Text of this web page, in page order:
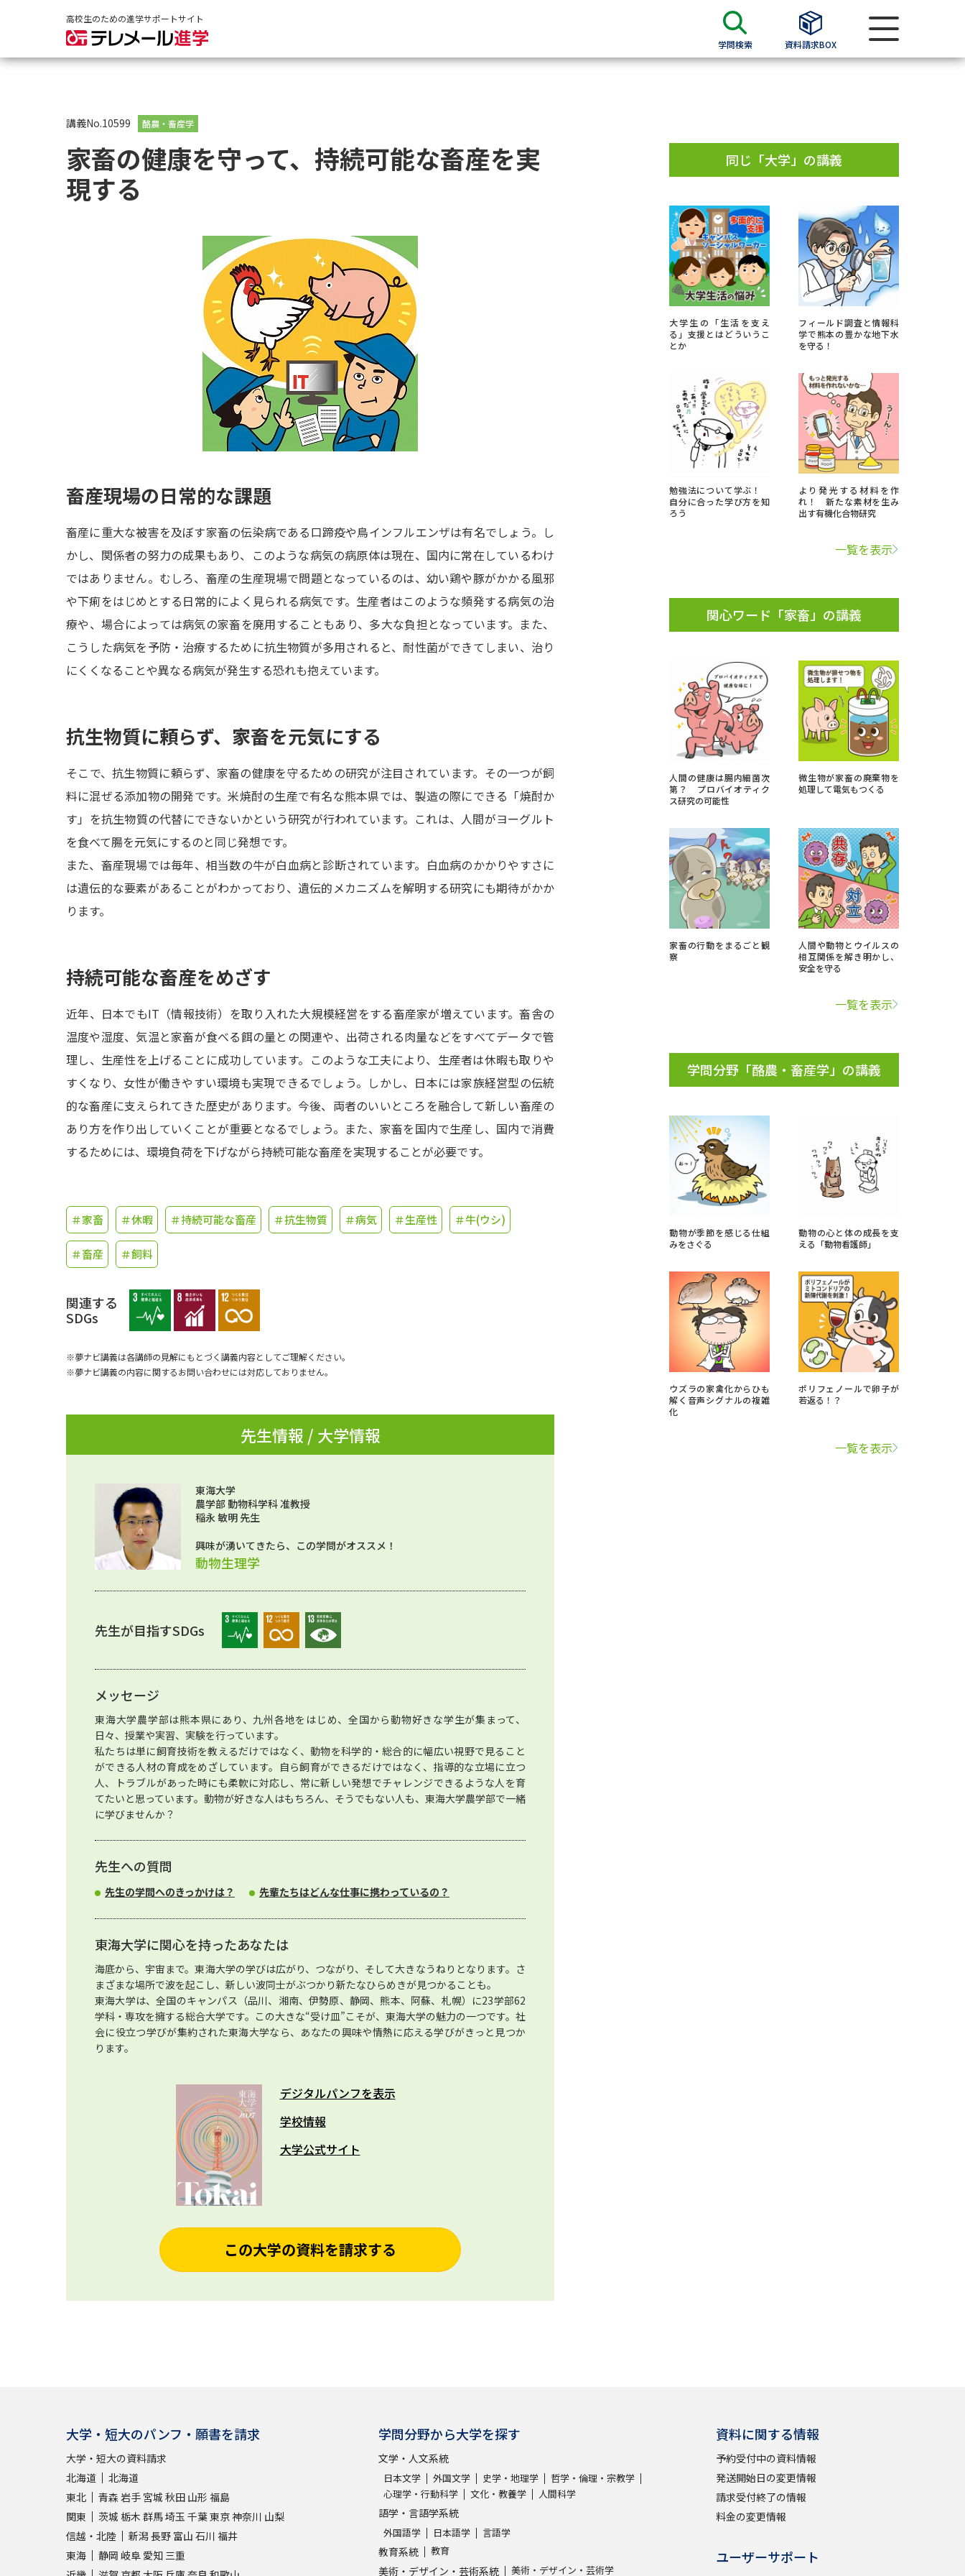
高校生のための進学サポートサイト
学問検索 資料請求BOX
大学・短大の資料種類から請求
大学パンフ
学部・学科パンフ
大学入学共通テスト利用選抜の募集要項＆願書
過去問題集
留学・進学関連、塾・予備校
大学入学共通テスト「受験上の配慮案内」の請求
高等学校卒業程度認定試験
大学検索
大学で学べる内容や特徴を調べる
新増設大学・学部・学科特集
データサイエンス特集
進路の３択
新学年スタート号特集ページ（高3生用）
新学年スタート号特集ページ（高2生用）
SELFBRAND特集ページ
実施プログラムから探す
受験準備 資料検索
志望校・出願校を調べる
先輩が入学を決めた理由
新生活お役立ちガイド
学問発見
大学で学びたい学問発見
学問のミニ講義「夢ナビ講義」 学問分野解説 学問の教科書 夢ナビライブ
ユーザーサポート
このサイトについて
資料の料金の お支払いについて 受付内容・発送状況の確認 テレメール
お支払いサイト
お問合せ先 テレメール進学カタログ訂正のご案内
講義No.10599 酪農・畜産学
家畜の健康を守って、持続可能な畜産を実
現する
畜産現場の日常的な課題
畜産に重大な被害を及ぼす家畜の伝染病である口蹄疫や鳥インフルエンザは有名でしょう。し
かし、関係者の努力の成果もあり、このような病気の病原体は現在、国内に常在しているわけ
ではありません。むしろ、畜産の生産現場で問題となっているのは、幼い鶏や豚がかかる風邪
や下痢をはじめとする日常的によく見られる病気です。生産者はこのような頻発する病気の治
療や、場合によっては病気の家畜を廃用することもあり、多大な負担となっています。また、
こうした病気を予防・治療するために抗生物質が多用されると、耐性菌ができてしまい、治り
にくくなることや異なる病気が発生する恐れも抱えています。
抗生物質に頼らず、家畜を元気にする
そこで、抗生物質に頼らず、家畜の健康を守るための研究が注目されています。その一つが飼
料に混ぜる添加物の開発です。米焼酎の生産で有名な熊本県では、製造の際にできる「焼酎か
す」を抗生物質の代替にできないかという研究が行われています。これは、人間がヨーグルト
を食べて腸を元気にするのと同じ発想です。
また、畜産現場では毎年、相当数の牛が白血病と診断されています。白血病のかかりやすさに
は遺伝的な要素があることがわかっており、遺伝的メカニズムを解明する研究にも期待がかか
ります。
持続可能な畜産をめざす
近年、日本でもIT（情報技術）を取り入れた大規模経営をする畜産家が増えています。畜舎の
温度や湿度、気温と家畜が食べる餌の量との関連や、出荷される肉量などをすべてデータで管
理し、生産性を上げることに成功しています。このような工夫により、生産者は休暇も取りや
すくなり、女性が働きやすい環境も実現できるでしょう。しかし、日本には家族経営型の伝統
的な畜産に支えられてきた歴史があります。今後、両者のいいところを融合して新しい畜産の
あり方を作り出していくことが重要となるでしょう。また、家畜を国内で生産し、国内で消費
するためには、環境負荷を下げながら持続可能な畜産を実現することが必要です。
＃家畜 ＃休暇 ＃持続可能な畜産 ＃抗生物質 ＃病気 ＃生産性 ＃牛(ウシ)
＃畜産 ＃飼料
関連する
SDGs
※夢ナビ講義は各講師の見解にもとづく講義内容としてご理解ください。
※夢ナビ講義の内容に関するお問い合わせには対応しておりません。
先生情報 / 大学情報
東海大学
農学部 動物科学科 准教授
稲永 敏明 先生
興味が湧いてきたら、この学問がオススメ！
動物生理学
先生が目指すSDGs
メッセージ
東海大学農学部は熊本県にあり、九州各地をはじめ、全国から動物好きな学生が集まって、
日々、授業や実習、実験を行っています。
私たちは単に飼育技術を教えるだけではなく、動物を科学的・総合的に幅広い視野で見ること
ができる人材の育成をめざしています。自ら飼育ができるだけではなく、指導的な立場に立つ
人、トラブルがあった時にも柔軟に対応し、常に新しい発想でチャレンジできるような人を育
てたいと思っています。動物が好きな人はもちろん、そうでもない人も、東海大学農学部で一緒
に学びませんか？
先生への質問
先生の学問へのきっかけは？ 先輩たちはどんな仕事に携わっているの？
東海大学に関心を持ったあなたは
海底から、宇宙まで。東海大学の学びは広がり、つながり、そして大きなうねりとなります。さ
まざまな場所で波を起こし、新しい波同士がぶつかり新たなひらめきが見つかることも。
東海大学は、全国のキャンパス（品川、湘南、伊勢原、静岡、熊本、阿蘇、札幌）に23学部62
学科・専攻を擁する総合大学です。この大きな“受け皿”こそが、東海大学の魅力の一つです。社
会に役立つ学びが集約された東海大学なら、あなたの興味や情熱に応える学びがきっと見つか
ります。
デジタルパンフを表示
学校情報
大学公式サイト
この大学の資料を請求する
同じ「大学」の講義
大学生の「生活を支え
る」支援とはどういうこ
とか
フィールド調査と情報科
学で熊本の豊かな地下水
を守る！
勉強法について学ぶ！
自分に合った学び方を知
ろう
より発光する材料を作
れ！ 新たな素材を生み
出す有機化合物研究
一覧を表示
関心ワード「家畜」の講義
人間の健康は腸内細菌次
第？ プロバイオティク
ス研究の可能性
微生物が家畜の廃棄物を
処理して電気もつくる
家畜の行動をまるごと観
察
人間や動物とウイルスの
相互関係を解き明かし、
安全を守る
一覧を表示
学問分野「酪農・畜産学」の講義
動物が季節を感じる仕組
みをさぐる
動物の心と体の成長を支
える「動物看護師」
ウズラの家禽化からひも
解く音声シグナルの複雑
化
ポリフェノールで卵子が
若返る！？
一覧を表示
大学・短大のパンフ・願書を請求
大学・短大の資料請求
北海道
北海道
東北
青森 岩手 宮城 秋田 山形 福島
関東
茨城 栃木 群馬埼玉 千葉東京神奈川 山梨
信越・北陸
新潟長野 富山 石川 福井
東海
静岡 岐阜 愛知 三重
学問分野から大学を探す
文学・人文系統
日本文学 外国文学 史学・地理学
哲学・倫理・宗教学
心理学・行動科学
文化・教養学 人間科学
語学・言語学系統
外国語学 日本語学 言語学
教育系統 教育
美術・デザイン・芸術系統 美術・デザイン・芸術学
資料に関する情報
予約受付中の資料情報
発送開始日の変更情報
請求受付終了の情報
料金の変更情報
ユーザーサポート